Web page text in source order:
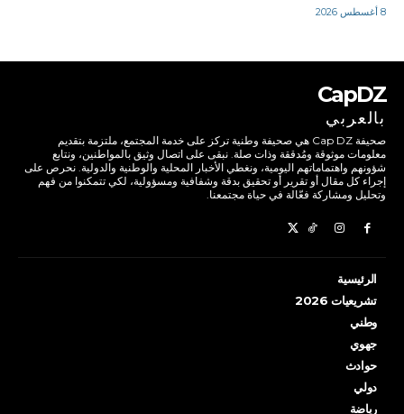
8 أغسطس 2026
CapDZ
بالعربي
صحيفة Cap DZ هي صحيفة وطنية تركز على خدمة المجتمع، ملتزمة بتقديم
معلومات موثوقة ومُدققة وذات صلة. نبقى على اتصال وثيق بالمواطنين، ونتابع
شؤونهم واهتماماتهم اليومية، ونغطي الأخبار المحلية والوطنية والدولية. نحرص على
إجراء كل مقال أو تقرير أو تحقيق بدقة وشفافية ومسؤولية، لكي تتمكنوا من فهم
وتحليل ومشاركة فعّالة في حياة مجتمعنا.
الرئيسية
تشريعيات 2026
وطني
جهوي
حوادث
دولي
رياضة